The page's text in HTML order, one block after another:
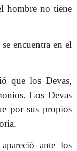
hombre no tiene
encuentra en el
que los Devas,
Los Devas
por sus propios
ante los